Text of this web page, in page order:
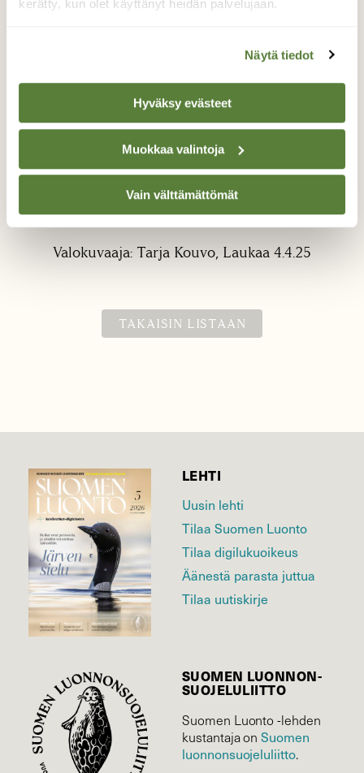
kerätty, kun olet käyttänyt heidän palvelujaan.
Näytä tiedot
Hyväksy evästeet
Muokkaa valintoja
Vain välttämättömät
Kurjet
Kurjet näyttivät tuossa vaiheessa
suunnittelevan laskeutumista, kohta
olivatkin jo liian kaukana kuvattaviksi.
Valokuvaaja: Tarja Kouvo, Laukaa 4.4.25
TAKAISIN LISTAAN
LEHTI
Uusin lehti
Tilaa Suomen Luonto
Tilaa digilukuoikeus
Äänestä parasta juttua
Tilaa uutiskirje
SUOMEN LUONNON­
SUOJELU­LIITTO
Suomen Luonto -lehden
kustantaja onSuomen
luonnonsuojelu­liitto.